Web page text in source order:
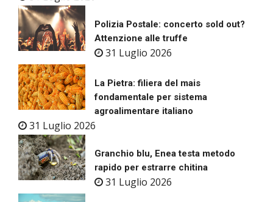
Polizia Postale: concerto sold out?
Attenzione alle truffe
31 Luglio 2026
La Pietra: filiera del mais
fondamentale per sistema
agroalimentare italiano
31 Luglio 2026
Granchio blu, Enea testa metodo
rapido per estrarre chitina
31 Luglio 2026